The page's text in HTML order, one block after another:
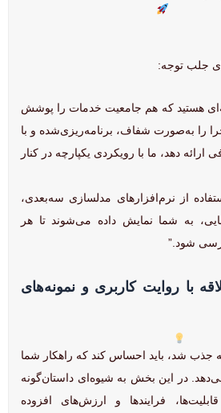
جلب توجه:
هستید که هم جامعیت خدمات را پوشش
را به‌صورت شفاف، برنامه‌ریزی‌شده و با
ارائه دهد، ما با رویکردی یکپارچه در کنار
از نرم‌افزارهای مدلسازی سه‌بعدی،
به شما نمایش داده می‌شوند تا هر
شود.”
با روایت کاربری و نمونه‌های
جذب شد، باید احساس کند که راهکار شما
در این بخش به شیوه‌ای داستان‌گونه
فرایندها و ارزش‌های افزوده